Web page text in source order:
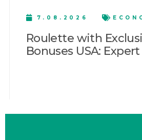
7.08.2026
Roulette with
Bonuses USA: